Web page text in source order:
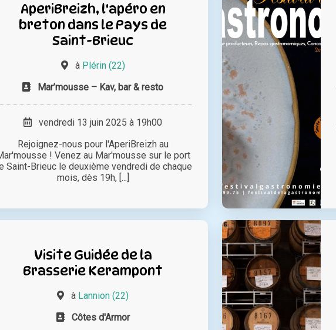
AperiBreizh, l'apéro en
breton dans le Pays de
Saint-Brieuc
à Plérin (22)
Mar’mousse – Kav, bar & resto
vendredi 13 juin 2025 à 19h00
Rejoignez-nous pour l'AperiBreizh au
! Venez au Mar'mousse sur le port
Saint-Brieuc le deuxième vendredi de chaque
mois, dès 19h, [...]
Visite Guidée de la
Brasserie Kerampont
à Lannion (22)
Côtes d'Armor